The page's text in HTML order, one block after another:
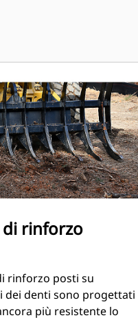
rinforzo
rinforzo posti su
dei denti sono progettati
più resistente lo